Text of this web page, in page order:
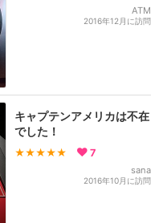
ATM
2016年12月に訪問
キャプテンアメリカは不在
でした！
★★★★★ 7
sana
2016年10月に訪問